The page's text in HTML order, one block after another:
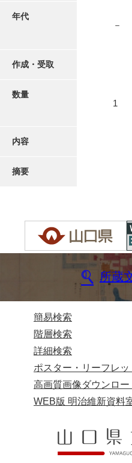
年代
－
作成・受取
数量
1
内容
摘要
所蔵
簡易検索
階層検索
詳細検索
ポスター・リーフレッ
高画質画像ダウンロー
WEB版 明治維新資料